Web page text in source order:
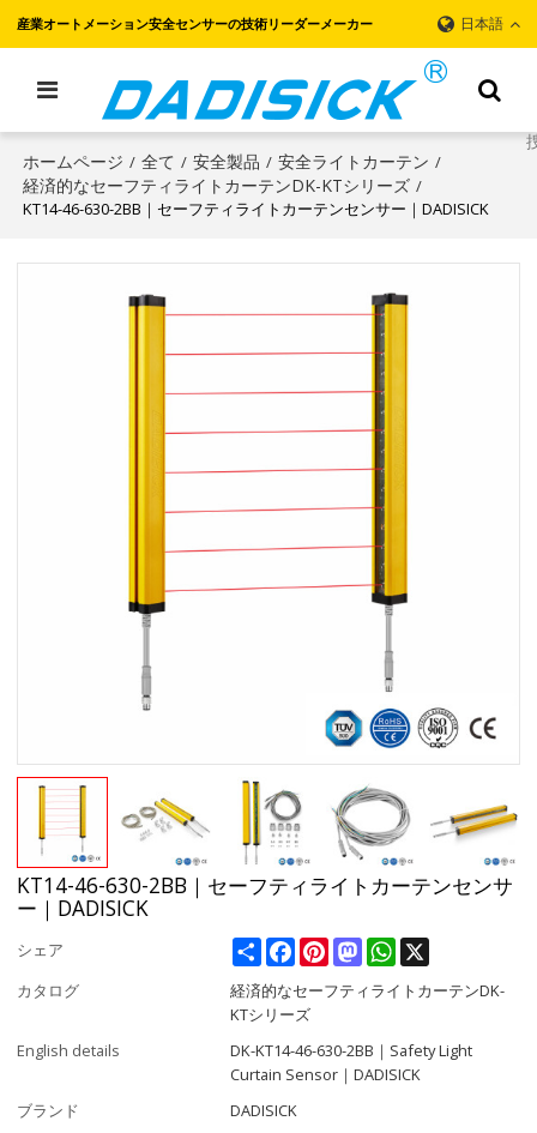
産業オートメーション安全センサーの技術リーダーメーカー 日本語
ホームページ / 全て / 安全製品 / 安全ライトカーテン /
経済的なセーフティライトカーテンDK-KTシリーズ /
KT14-46-630-2BB｜セーフティライトカーテンセンサー｜DADISICK
KT14-46-630-2BB｜セーフティライトカーテンセンサ
ー｜DADISICK
シェア ShareFacebookPinterestMastodonWhatsApp
カタログ
経済的なセーフティライトカーテンDK-
KTシリーズ
English details
DK-KT14-46-630-2BB｜Safety Light
Curtain Sensor｜DADISICK
ブランド
DADISICK